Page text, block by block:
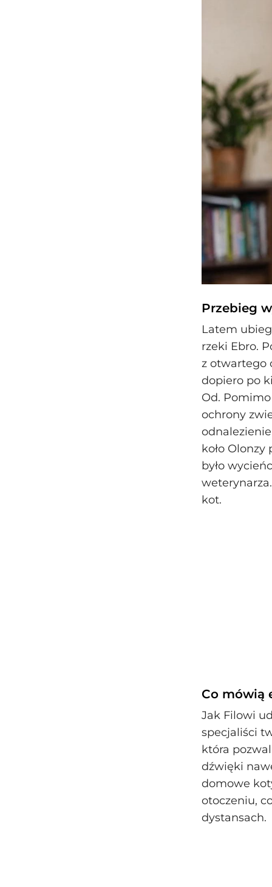
Przebieg
Latem
rzeki Ebro.
z otwartego
dopiero po
Od.
ochrony
koło Olonzy
było
kot.
Co mówią
Jak Filowi
specjaliści
która
dźwięki
domowe
otoczeniu,
dystansach.